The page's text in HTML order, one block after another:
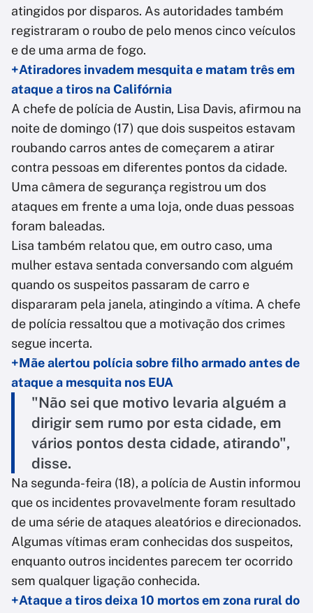
atingidos por disparos. As autoridades também
registraram o roubo de pelo menos cinco veículos
e de uma arma de fogo.
+Atiradores invadem mesquita e matam três em
ataque a tiros na Califórnia
A chefe de polícia de Austin, Lisa Davis, afirmou na
noite de domingo (17) que dois suspeitos estavam
roubando carros antes de começarem a atirar
contra pessoas em diferentes pontos da cidade.
Uma câmera de segurança registrou um dos
ataques em frente a uma loja, onde duas pessoas
foram baleadas.
Lisa também relatou que, em outro caso, uma
mulher estava sentada conversando com alguém
quando os suspeitos passaram de carro e
dispararam pela janela, atingindo a vítima. A chefe
de polícia ressaltou que a motivação dos crimes
segue incerta.
+Mãe alertou polícia sobre filho armado antes de
ataque a mesquita nos EUA
"Não sei que motivo levaria alguém a
dirigir sem rumo por esta cidade, em
vários pontos desta cidade, atirando",
disse.
Na segunda-feira (18), a polícia de Austin informou
que os incidentes provavelmente foram resultado
de uma série de ataques aleatórios e direcionados.
Algumas vítimas eram conhecidas dos suspeitos,
enquanto outros incidentes parecem ter ocorrido
sem qualquer ligação conhecida.
+Ataque a tiros deixa 10 mortos em zona rural do